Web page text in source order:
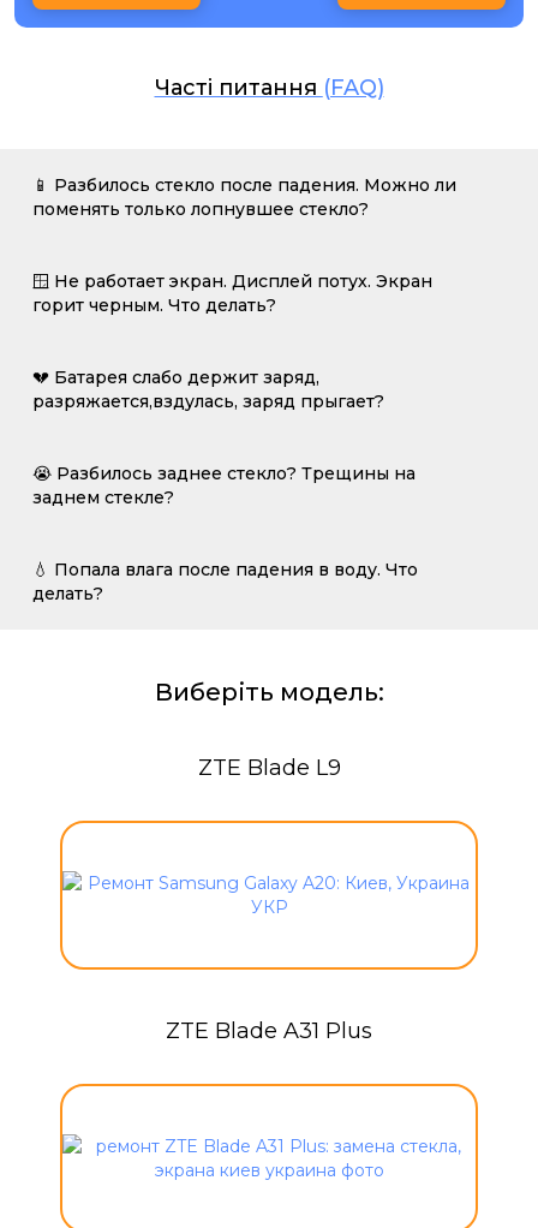
Часті питання (FAQ)
📱 Разбилось стекло после падения. Можно ли
поменять только лопнувшее стекло?
🪟 Не работает экран. Дисплей потух. Экран
горит черным. Что делать?
💔 Батарея слабо держит заряд,
разряжается,вздулась, заряд прыгает?
😭 Разбилось заднее стекло? Трещины на
заднем стекле?
💧 Попала влага после падения в воду. Что
делать?
Виберіть модель:
ZTE Blade L9
ZTE Blade A31 Plus